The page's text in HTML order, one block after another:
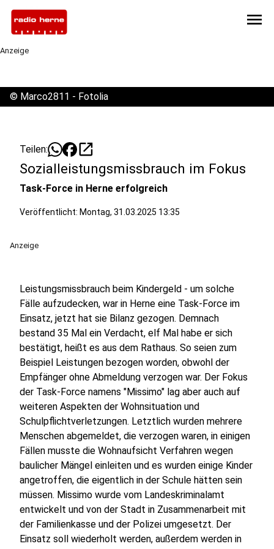
menu
Anzeige
© Marco2811 - Fotolia
Teilen: open_in_new
Sozialleistungsmissbrauch im Fokus
Task-Force in Herne erfolgreich
Veröffentlicht: Montag, 31.03.2025 13:35
Anzeige
Leistungsmissbrauch beim Kindergeld - um solche
Fälle aufzudecken, war in Herne eine Task-Force im
Einsatz, jetzt hat sie Bilanz gezogen. Demnach
bestand 35 Mal ein Verdacht, elf Mal habe er sich
bestätigt, heißt es aus dem Rathaus. So seien zum
Beispiel Leistungen bezogen worden, obwohl der
Empfänger ohne Abmeldung verzogen war. Der Fokus
der Task-Force namens "Missimo" lag aber auch auf
weiteren Aspekten der Wohnsituation und
Schulpflichtverletzungen. Letztlich wurden mehrere
Menschen abgemeldet, die verzogen waren, in einigen
Fällen musste die Wohnaufsicht Verfahren wegen
baulicher Mängel einleiten und es wurden einige Kinder
angetroffen, die eigentlich in der Schule hätten sein
müssen. Missimo wurde vom Landeskriminalamt
entwickelt und von der Stadt in Zusammenarbeit mit
der Familienkasse und der Polizei umgesetzt. Der
Einsatz soll wiederholt werden, außerdem werden in